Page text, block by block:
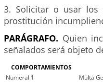
3. Solicitar o usar los
prostitución
PARÁGRAFO. Quien
señalados será objeto
COMPORTAMIENTOS
Numeral 1
Multa